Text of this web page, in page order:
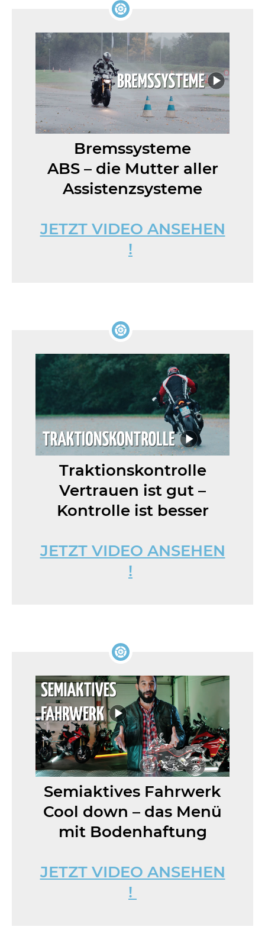
Bremssysteme
ABS – die Mutter aller
Assistenzsysteme
JETZT VIDEO ANSEHEN
!
Traktionskontrolle
Vertrauen ist gut –
Kontrolle ist besser
JETZT VIDEO ANSEHEN
!
Semiaktives Fahrwerk
Cool down – das Menü
mit Bodenhaftung
JETZT VIDEO ANSEHEN
!